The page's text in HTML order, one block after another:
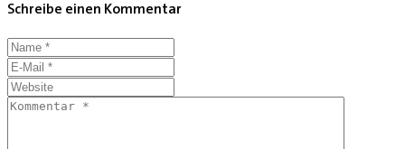
Schreibe einen Kommentar